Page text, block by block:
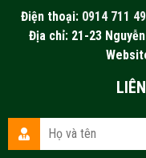
Điện thoại: 0914 711
Địa chỉ: 21-23